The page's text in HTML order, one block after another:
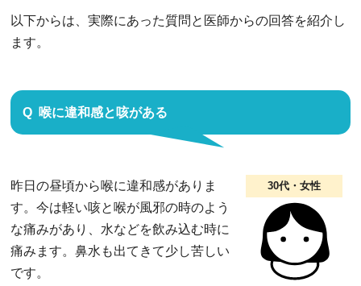
以下からは、実際にあった質問と医師からの回答を紹介し
ます。
喉に違和感と咳がある
30代・女性
昨日の昼頃から喉に違和感がありま
す。今は軽い咳と喉が風邪の時のよう
な痛みがあり、水などを飲み込む時に
痛みます。鼻水も出てきて少し苦しい
です。